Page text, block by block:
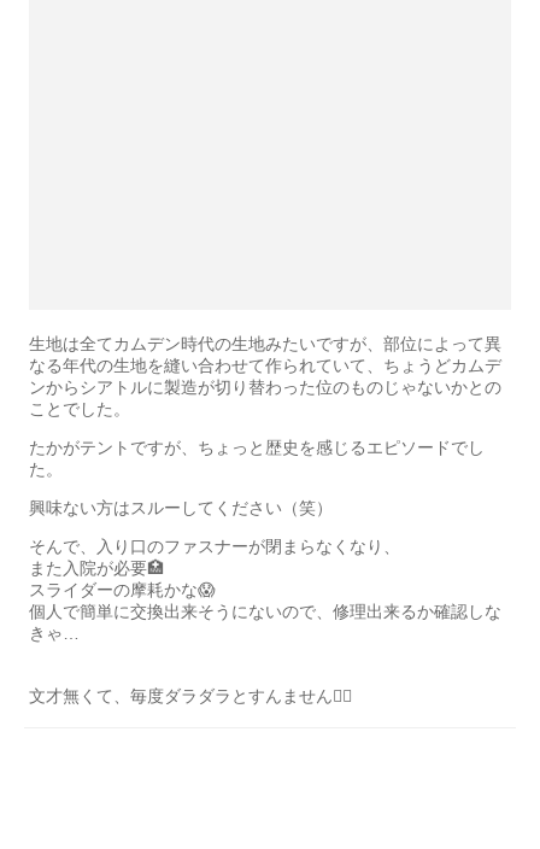
生地は全てカムデン時代の生地みたいですが、部位によって異
なる年代の生地を縫い合わせて作られていて、ちょうどカムデ
ンからシアトルに製造が切り替わった位のものじゃないかとの
ことでした。
たかがテントですが、ちょっと歴史を感じるエピソードでし
た。
興味ない方はスルーしてください（笑）
そんで、入り口のファスナーが閉まらなくなり、
また入院が必要🏥
スライダーの摩耗かな😱
個人で簡単に交換出来そうにないので、修理出来るか確認しな
きゃ…
文才無くて、毎度ダラダラとすんません🙇‍♂️